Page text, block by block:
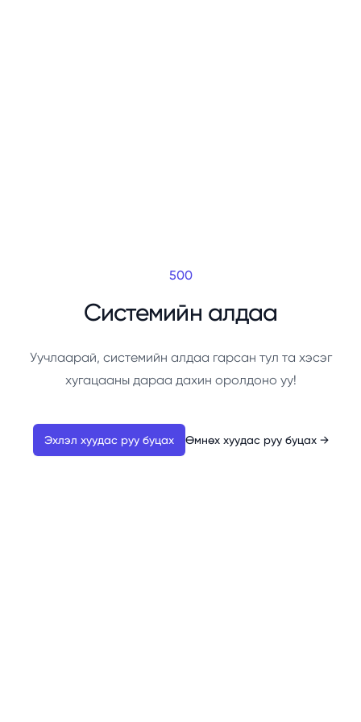
500
Системийн алдаа
Уучлаарай, системийн алдаа гарсан тул та хэсэг
хугацааны дараа дахин оролдоно уу!
Эхлэл хуудас руу буцах Өмнөх хуудас руу буцах →